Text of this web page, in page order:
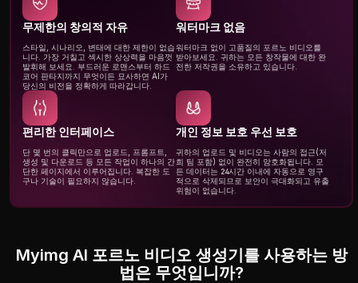
무제한의 창의적 자유
스타일, 시나리오, 변태에 대한 제한이 없습
니다. 가장 거칠고 섹시한 상상력을 마음껏
발휘해 보세요. 부드러운 로맨스부터 하드
코어 판타지까지 무엇이든 묘사하면 AI가
당신의 비전을 정확하게 따라갑니다.
워터마크 없음
워터마크 없이 고품질의 포르노 비디오를
받아보세요. 귀하는 모든 창작물에 대한 완
전한 저작권을 소유하고 있습니다.
편리한 인터페이스
단 몇 번의 클릭만으로 업로드, 프롬프트,
생성 및 다운로드 등 모든 작업이 하나의 간
단한 페이지에서 이루어집니다. 복잡한 도
구나 기술이 필요하지 않습니다.
개인 정보 보호 우선 보호
귀하의 업로드 및 비디오는 사람의 접근(저
희 팀 포함) 없이 완전히 암호화됩니다. 모
든 데이터는 24시간 이내에 자동으로 영구
적으로 삭제되므로 보안이 극대화되고 유출
위험이 없습니다.
Myimg AI 포르노 비디오 생성기를 사용하는 방
법은 무엇입니까?